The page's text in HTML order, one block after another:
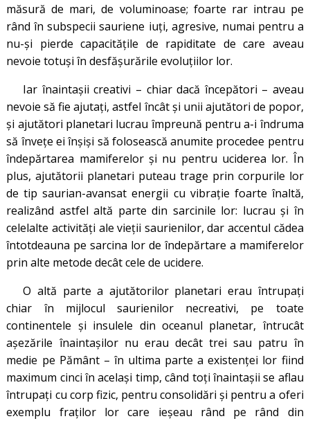
măsură de mari, de voluminoase; foarte rar intrau pe
rând în subspecii sauriene iuți, agresive, numai pentru a
nu-și pierde capacitățile de rapiditate de care aveau
nevoie totuși în desfășurările evoluțiilor lor.
Iar înaintașii creativi – chiar dacă începători – aveau
nevoie să fie ajutați, astfel încât și unii ajutători de popor,
și ajutători planetari lucrau împreună pentru a-i îndruma
să învețe ei înșiși să folosească anumite procedee pentru
îndepărtarea mamiferelor și nu pentru uciderea lor. În
plus, ajutătorii planetari puteau trage prin corpurile lor
de tip saurian-avansat energii cu vibrație foarte înaltă,
realizând astfel altă parte din sarcinile lor: lucrau și în
celelalte activități ale vieții saurienilor, dar accentul cădea
întotdeauna pe sarcina lor de îndepărtare a mamiferelor
prin alte metode decât cele de ucidere.
O altă parte a ajutătorilor planetari erau întrupați
chiar în mijlocul saurienilor necreativi, pe toate
continentele și insulele din oceanul planetar, întrucât
așezările înaintașilor nu erau decât trei sau patru în
medie pe Pământ – în ultima parte a existenței lor fiind
maximum cinci în același timp, când toți înaintașii se aflau
întrupați cu corp fizic, pentru consolidări și pentru a oferi
exemplu fraților lor care ieșeau rând pe rând din